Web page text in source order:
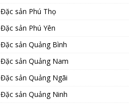
Đặc sản Phú Thọ
Đặc sản Phú Yên
Đặc sản Quảng Bình
Đặc sản Quảng Nam
Đặc sản Quảng Ngãi
Đặc sản Quảng Ninh